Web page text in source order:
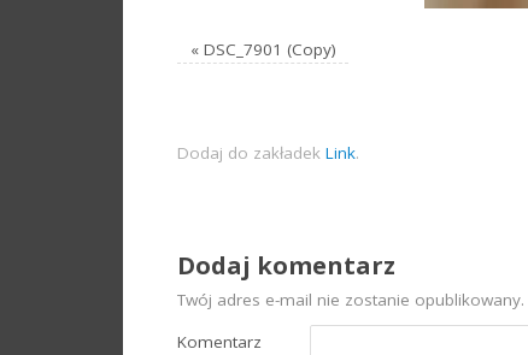
« DSC_7901 (Copy)
Dodaj do zakładek Link.
Dodaj komentarz
Twój adres e-mail nie zostanie opublikowany.
Komentarz